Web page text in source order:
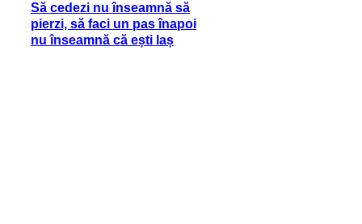
Să cedezi nu înseamnă să
pierzi, să faci un pas înapoi
nu înseamnă că ești laș